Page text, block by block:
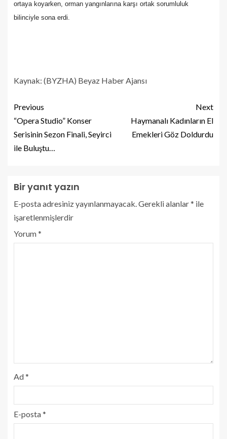
ortaya koyarken, orman yangınlarına karşı ortak sorumluluk
bilinciyle sona erdi.
Kaynak: (BYZHA) Beyaz Haber Ajansı
Previous
“Opera Studio” Konser
Serisinin Sezon Finali, Seyirci
ile Buluştu…
Next
Haymanalı Kadınların El
Emekleri Göz Doldurdu
Bir yanıt yazın
E-posta adresiniz yayınlanmayacak. Gerekli alanlar* ile
işaretlenmişlerdir
Yorum*
Ad*
E-posta*